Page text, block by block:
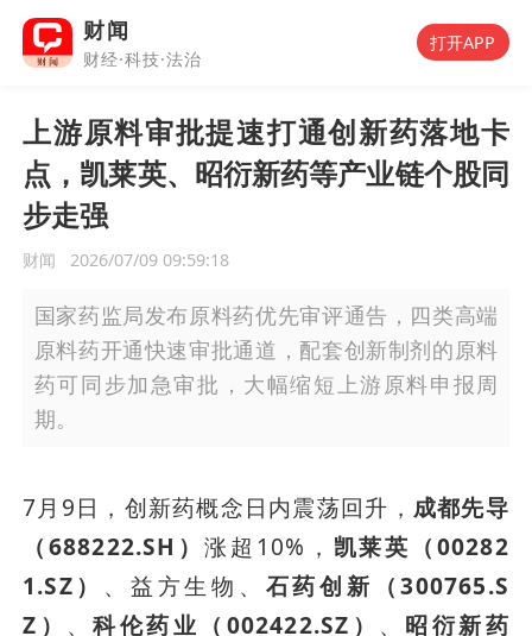
财闻
财经·科技·法治
打开APP
上游原料审批提速打通创新药落地卡
点，凯莱英、昭衍新药等产业链个股同
步走强
财闻 2026/07/09 09:59:18
国家药监局发布原料药优先审评通告，四类高端
原料药开通快速审批通道，配套创新制剂的原料
药可同步加急审批，大幅缩短上游原料申报周
期。
7月9日，创新药概念日内震荡回升， 成都先导
（688222.SH）涨超10%， 凯莱英（00282
1.SZ） 、益方生物、 石药创新（300765.S
Z） 、科伦药业（002422.SZ） 、 昭衍新药